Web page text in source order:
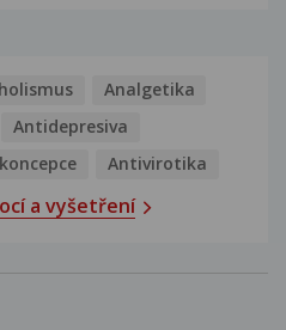
Analgetika
Antidepresiva
Antivirotika
a vyšetření